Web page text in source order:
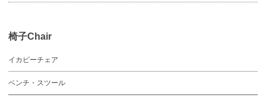
椅子Chair
イカピーチェア
ベンチ・スツール